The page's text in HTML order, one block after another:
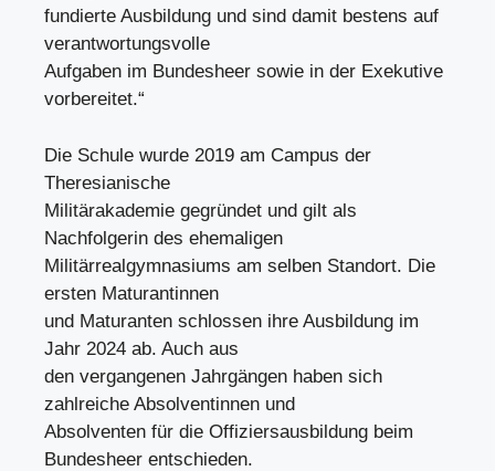
fundierte Ausbildung und sind damit bestens auf
verantwortungsvolle
Aufgaben im Bundesheer sowie in der Exekutive
vorbereitet.“
Die Schule wurde 2019 am Campus der
Theresianische
Militärakademie gegründet und gilt als
Nachfolgerin des ehemaligen
Militärrealgymnasiums am selben Standort. Die
ersten Maturantinnen
und Maturanten schlossen ihre Ausbildung im
Jahr 2024 ab. Auch aus
den vergangenen Jahrgängen haben sich
zahlreiche Absolventinnen und
Absolventen für die Offiziersausbildung beim
Bundesheer entschieden.